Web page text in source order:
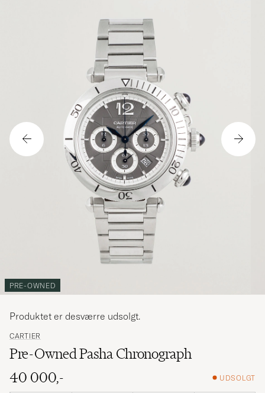
PRE-OWNED
CARTIER
Pre-Owned Pasha Chronograph
40 000,-
UDSOLGT
Produktet er desværre udsolgt.